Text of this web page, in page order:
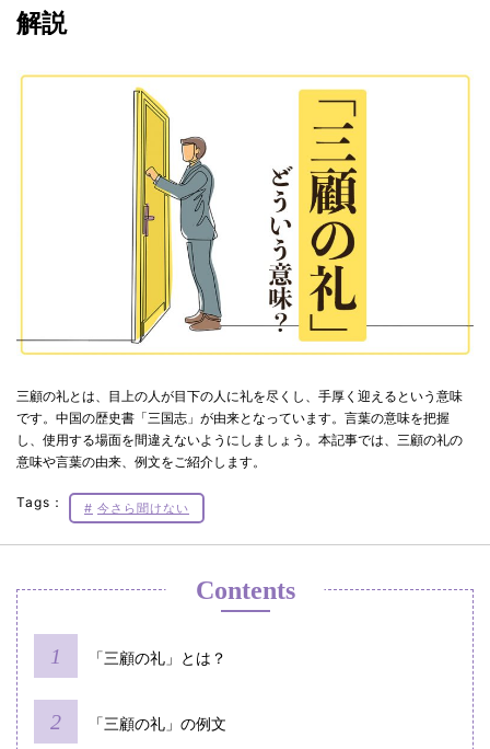
解説
三顧の礼とは、目上の人が目下の人に礼を尽くし、手厚く迎えるという意味
です。中国の歴史書「三国志」が由来となっています。言葉の意味を把握
し、使用する場面を間違えないようにしましょう。本記事では、三顧の礼の
意味や言葉の由来、例文をご紹介します。
Tags： 今さら聞けない
Contents
「三顧の礼」とは？
「三顧の礼」の例文